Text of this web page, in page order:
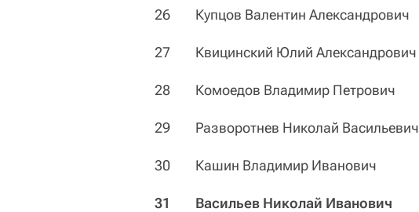
26 Купцов Валентин Александрович
27 Квицинский Юлий Александрович
28 Комоедов Владимир Петрович
29 Разворотнев Николай Васильевич
30 Кашин Владимир Иванович
31 Васильев Николай Иванович